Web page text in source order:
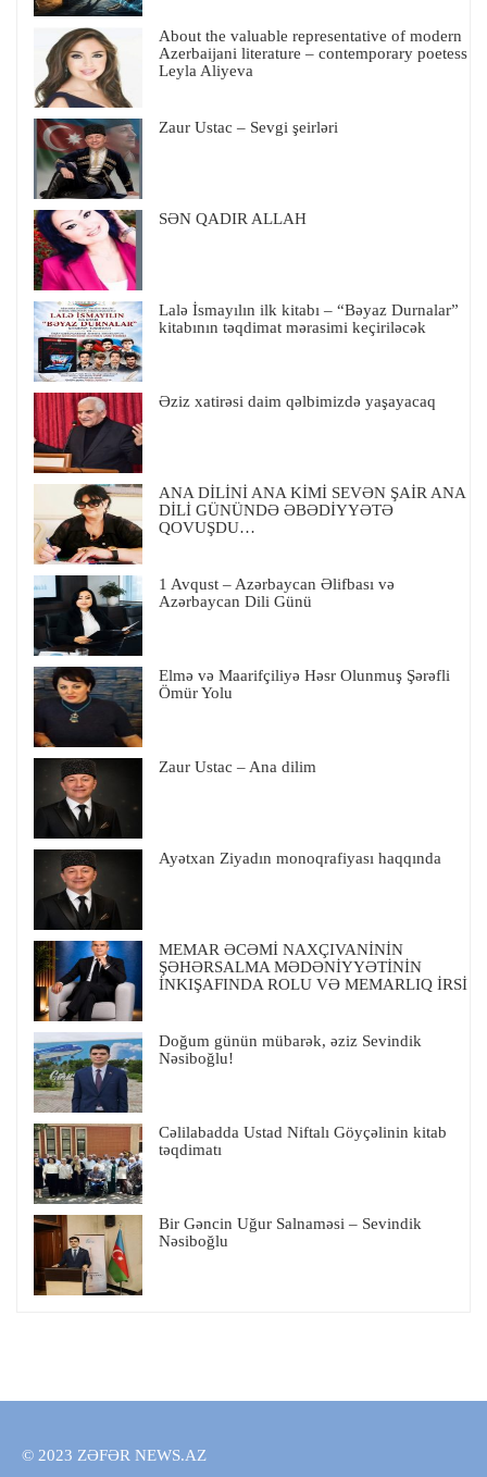
About the valuable representative of modern
Azerbaijani literature – contemporary poetess
Leyla Aliyeva
Zaur Ustac – Sevgi şeirləri
SƏN QADIR ALLAH
Lalə İsmayılın ilk kitabı – “Bəyaz Durnalar”
kitabının təqdimat mərasimi keçiriləcək
Əziz xatirəsi daim qəlbimizdə yaşayacaq
ANA DİLİNİ ANA KİMİ SEVƏN ŞAİR ANA
DİLİ GÜNÜNDƏ ƏBƏDİYYƏTƏ
QOVUŞDU…
1 Avqust – Azərbaycan Əlifbası və
Azərbaycan Dili Günü
Elmə və Maarifçiliyə Həsr Olunmuş Şərəfli
Ömür Yolu
Zaur Ustac – Ana dilim
Ayətxan Ziyadın monoqrafiyası haqqında
MEMAR ƏCƏMİ NAXÇIVANİNİN
ŞƏHƏRSALMA MƏDƏNİYYƏTİNİN
İNKIŞAFINDA ROLU VƏ MEMARLIQ İRSİ
Doğum günün mübarək, əziz Sevindik
Nəsiboğlu!
Cəlilabadda Ustad Niftalı Göyçəlinin kitab
təqdimatı
Bir Gəncin Uğur Salnaməsi – Sevindik
Nəsiboğlu
© 2023 ZƏFƏR NEWS.AZ